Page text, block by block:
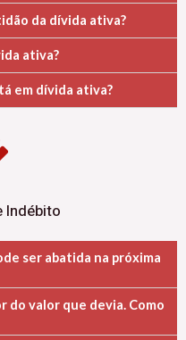
da dívida ativa?
ativa?
em dívida ativa?
Indébito
ser abatida na próxima
do valor que devia. Como